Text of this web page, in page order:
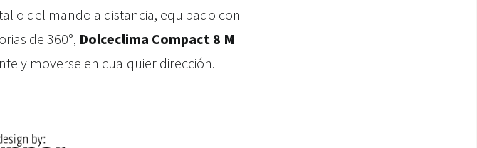
o del mando a distancia, equipado con
de 360°, Dolceclima Compact 8 M
y moverse en cualquier dirección.